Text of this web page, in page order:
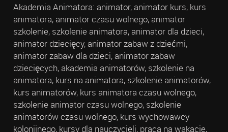
Akademia Animatora: animator, animator kurs, kurs
animatora, animator czasu wolnego, animator
szkolenie, szkolenie animatora, animator dla dzieci,
animator dziecięcy, animator zabaw z dziećmi,
animator zabaw dla dzieci, animator zabaw
dziecięcych, akademia animatorów, szkolenie na
animatora, kurs na animatora, szkolenie animatorów,
kurs animatorów, kurs animatora czasu wolnego,
szkolenie animator czasu wolnego, szkolenie
animatorów czasu wolnego, kurs wychowawcy
kolonijnego, kursy dla nauczycieli, praca na wakacje,